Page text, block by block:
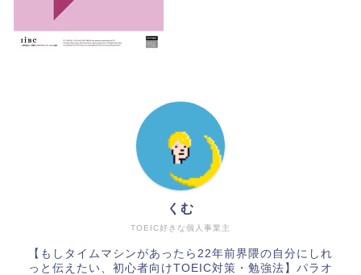
TOEIC好きな個人事業主
くむ
【もしタイムマシンがあったら22年前界隈の自分にしれ
っと伝えたい、初心者向けTOEIC対策・勉強法】パラオ